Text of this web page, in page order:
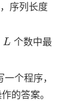
序列长度
L
L 个数中最
个程序，
的答案。